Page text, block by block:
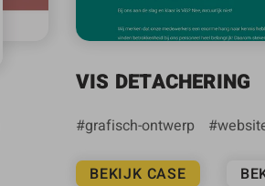
VIS DETACHERING
grafisch-ontwerp
BEKIJK CASE